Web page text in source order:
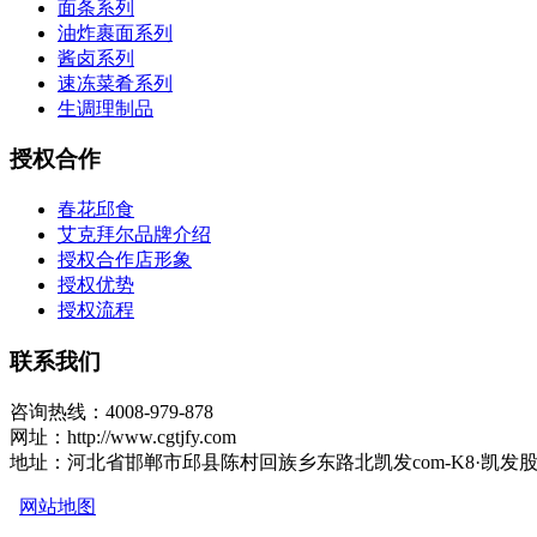
面条系列
油炸裹面系列
酱卤系列
速冻菜肴系列
生调理制品
授权合作
春花邱食
艾克拜尔品牌介绍
授权合作店形象
授权优势
授权流程
联系我们
咨询热线：4008-979-878
网址：http://www.cgtjfy.com
地址：河北省邯郸市邱县陈村回族乡东路北凯发com-K8·凯发
网站地图